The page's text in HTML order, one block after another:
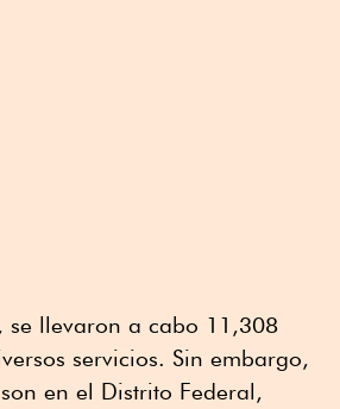
se llevaron a cabo 11,308
servicios. Sin embargo,
en el Distrito Federal,